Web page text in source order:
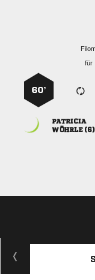
für
60’

 